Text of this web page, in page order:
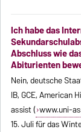
Ich habe das
Abschluss wie
Abiturienten
Nein, deutsche
IB, GCE, American
assist ( www.uni-
15. Juli für das